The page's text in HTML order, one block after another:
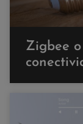
Zigbee